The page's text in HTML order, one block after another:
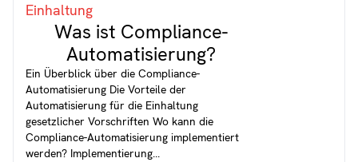
Einhaltung
Was ist Compliance-
Automatisierung?
Ein Überblick über die Compliance-
Automatisierung Die Vorteile der
Automatisierung für die Einhaltung
gesetzlicher Vorschriften Wo kann die
Compliance-Automatisierung implementiert
werden? Implementierung...